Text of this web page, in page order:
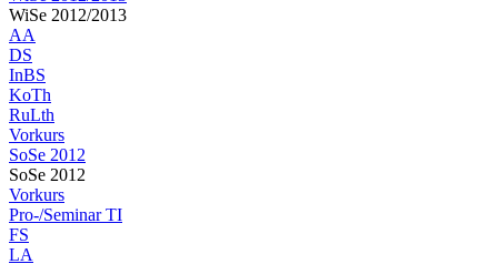
WiSe 2012/2013
AA
DS
InBS
KoTh
RuLth
Vorkurs
SoSe 2012
SoSe 2012
Vorkurs
Pro-/Seminar TI
FS
LA